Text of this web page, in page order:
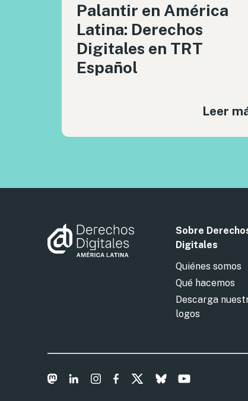
Palantir en América
Latina: Derechos
Digitales en TRT
Español
Leer
Sobre
Digitales
Quiénes somos
Qué hacemos
Descarga
logos